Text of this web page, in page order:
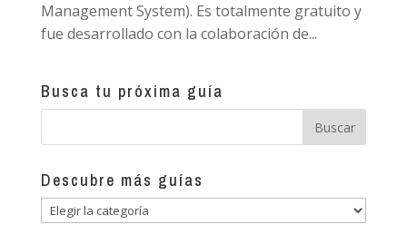
Management System). Es totalmente gratuito y
fue desarrollado con la colaboración de...
Busca tu próxima guía
Descubre más guías
Descubre